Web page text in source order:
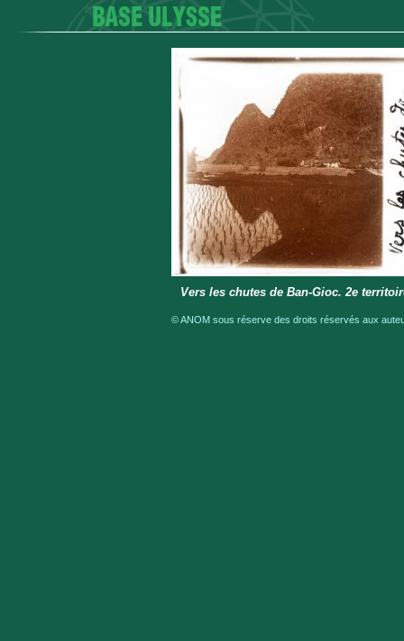
Vers les chutes de Ban-Gioc. 2e
© ANOM sous réserve des droits réservés aux